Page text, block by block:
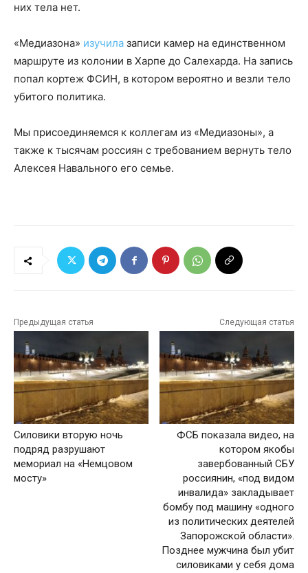
них тела нет.
«Медиазона» изучила записи камер на единственном
маршруте из колонии в Харпе до Салехарда. На запись
попал кортеж ФСИН, в котором вероятно и везли тело
убитого политика.
Мы присоединяемся к коллегам из «Медиазоны», а
также к тысячам россиян с требованием вернуть тело
Алексея Навального его семье.
Предыдущая статья
Силовики вторую ночь
подряд разрушают
мемориал на «Немцовом
мосту»
Следующая статья
ФСБ показала видео, на
котором якобы
завербованный СБУ
россиянин, «под видом
инвалида» закладывает
бомбу под машину «одного
из политических деятелей
Запорожской области».
Позднее мужчина был убит
силовиками у себя дома